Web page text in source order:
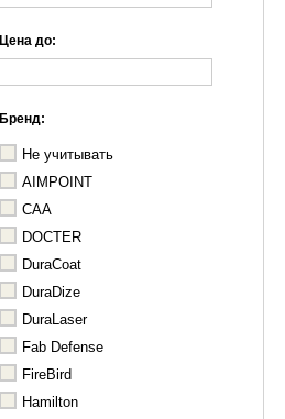
Цена до:
Бренд:
Не учитывать
AIMPOINT
CAA
DOCTER
DuraCoat
DuraDize
DuraLaser
Fab Defense
FireBird
Hamilton